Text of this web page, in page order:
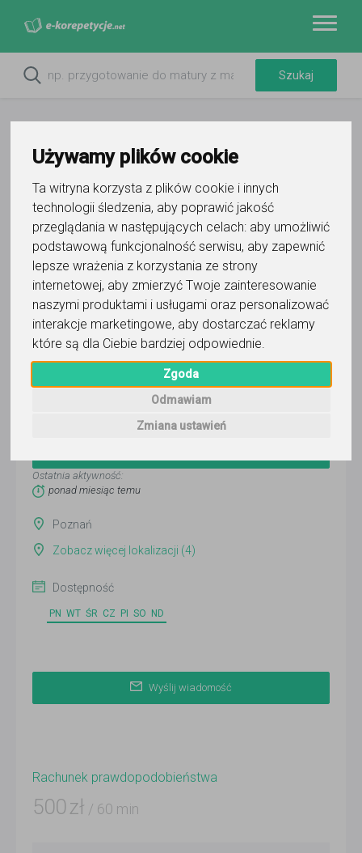
Używamy plików cookie
Ta witryna korzysta z plików cookie i innych
technologii śledzenia, aby poprawić jakość
przeglądania w następujących celach: aby umożliwić
podstawową funkcjonalność serwisu, aby zapewnić
lepsze wrażenia z korzystania ze strony
internetowej, aby zmierzyć Twoje zainteresowanie
naszymi produktami i usługami oraz personalizować
interakcje marketingowe, aby dostarczać reklamy
które są dla Ciebie bardziej odpowiednie.
Zgoda
Odmawiam
Zmiana ustawień
Oznacz wystąpienie kontaktu
Ostatnia aktywność:
ponad miesiąc temu
Poznań
Zobacz więcej lokalizacji (4)
Dostępność
PN WT ŚR CZ PI SO ND
Wyślij wiadomość
Rachunek prawdopodobieństwa
500 zł / 60 min